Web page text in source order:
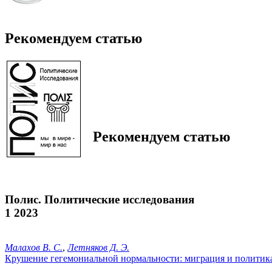
Рекомендуем статью
Рекомендуем статью
Полис. Политические исследования
1 2023
Малахов В. С.,Летняков Д. Э.
Крушение гегемониальной нормальности: миграция и